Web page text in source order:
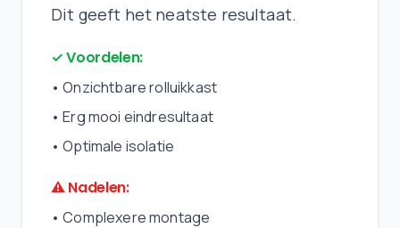
Dit geeft het neatste resultaat.
✓ Voordelen:
•Onzichtbare rolluikkast
•Erg mooi eindresultaat
•Optimale isolatie
⚠ Nadelen:
•Complexere montage